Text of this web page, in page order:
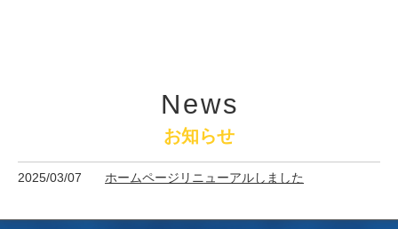
News
お知らせ
2025/03/07 ホームページリニューアルしました